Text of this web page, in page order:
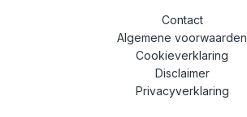
Contact
Algemene voorwaarden
Cookieverklaring
Disclaimer
Privacyverklaring